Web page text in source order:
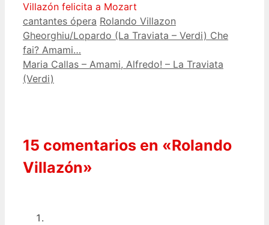
Villazón felicita a Mozart
Categorías
cantantes ópera Etiquetas
Rolando Villazon
Gheorghiu/Lopardo (La Traviata – Verdi) Che
fai? Amami…
Maria Callas – Amami, Alfredo! – La Traviata
(Verdi)
15 comentarios en «Rolando
Villazón»